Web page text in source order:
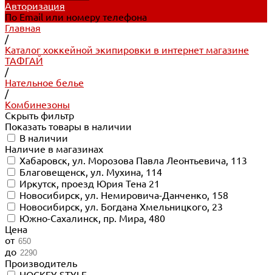
Авторизация
По Email или номеру телефона
Главная
/
Каталог хоккейной экипировки в интернет магазине
ТАФГАЙ
/
Нательное белье
/
Комбинезоны
Скрыть фильтр
Показать товары в наличии
В наличии
Наличие в магазинах
Хабаровск, ул. Морозова Павла Леонтьевича, 113
Благовещенск, ул. Мухина, 114
Иркутск, проезд Юрия Тена 21
Новосибирск, ул. Немировича-Данченко, 158
Новосибирск, ул. Богдана Хмельницкого, 23
Южно-Сахалинск, пр. Мира, 480
Цена
от
до
Производитель